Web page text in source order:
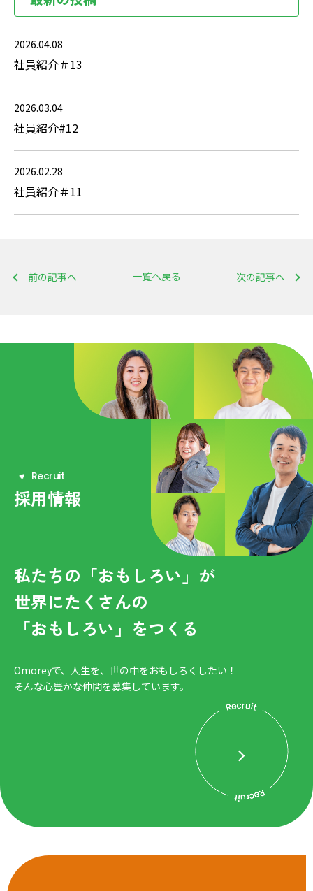
2026.04.08
社員紹介＃13
2026.03.04
社員紹介#12
2026.02.28
社員紹介＃11
前の記事へ 次の記事へ
一覧へ戻る
Recruit
採用情報
私たちの「おもしろい」が
世界にたくさんの
「おもしろい」をつくる
Omoreyで、人生を、世の中をおもしろくしたい！
そんな心豊かな仲間を募集しています。